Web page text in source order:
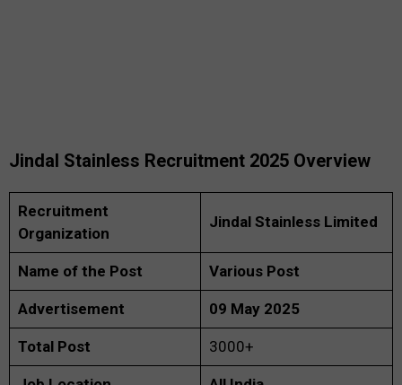
Jindal Stainless Recruitment 2025 Overview
Recruitment
Organization
Jindal Stainless Limited
Name of the Post Various Post
Advertisement 09 May 2025
Total Post 3000+